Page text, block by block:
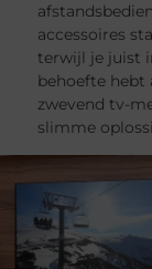
accessoires
terwijl je juist
behoefte hebt
zwevend tv-
slimme